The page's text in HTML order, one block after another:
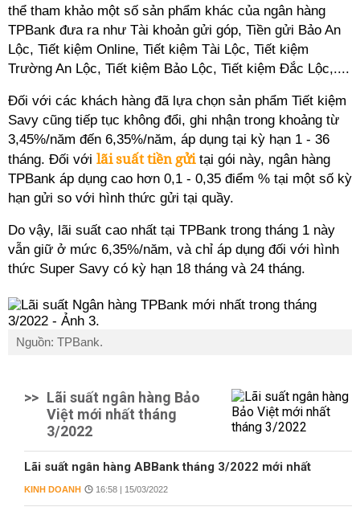
thể tham khảo một số sản phẩm khác của ngân hàng
TPBank đưa ra như Tài khoản gửi góp, Tiền gửi Bảo An
Lộc, Tiết kiệm Online, Tiết kiệm Tài Lộc, Tiết kiệm
Trường An Lộc, Tiết kiệm Bảo Lộc, Tiết kiệm Đắc Lộc,....
Đối với các khách hàng đã lựa chọn sản phẩm Tiết kiệm
Savy cũng tiếp tục không đổi, ghi nhận trong khoảng từ
3,45%/năm đến 6,35%/năm, áp dụng tại kỳ hạn 1 - 36
tháng. Đối với lãi suất tiền gửitại gói này, ngân hàng
TPBank áp dụng cao hơn 0,1 - 0,35 điểm % tại một số kỳ
hạn gửi so với hình thức gửi tại quầy.
Do vậy, lãi suất cao nhất tại TPBank trong tháng 1 này
vẫn giữ ở mức 6,35%/năm, và chỉ áp dụng đối với hình
thức Super Savy có kỳ hạn 18 tháng và 24 tháng.
Nguồn: TPBank.
>> Lãi suất ngân hàng Bảo
Việt mới nhất tháng
3/2022
Lãi suất ngân hàng ABBank tháng 3/2022 mới nhất
KINH DOANH 16:58 | 15/03/2022